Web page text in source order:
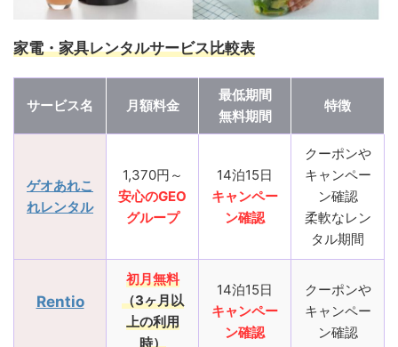
家電・家具レンタルサービス比較表
サービス名 月額料金
最低期間
無料期間
特徴
ゲオあれこ
れレンタル
1,370円～
安心のGEO
グループ
14泊15日
キャンペー
ン確認
クーポンや
キャンペー
ン確認
柔軟なレン
タル期間
Rentio
初月無料
（3ヶ月以
上の利用
時）
14泊15日
キャンペー
ン確認
クーポンや
キャンペー
ン確認